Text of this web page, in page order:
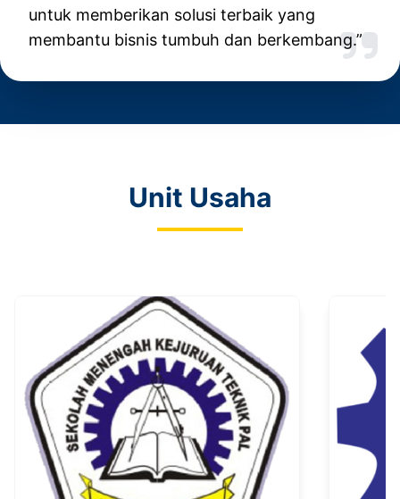
untuk memberikan solusi terbaik yang
membantu bisnis tumbuh dan berkembang.”
Unit Usaha